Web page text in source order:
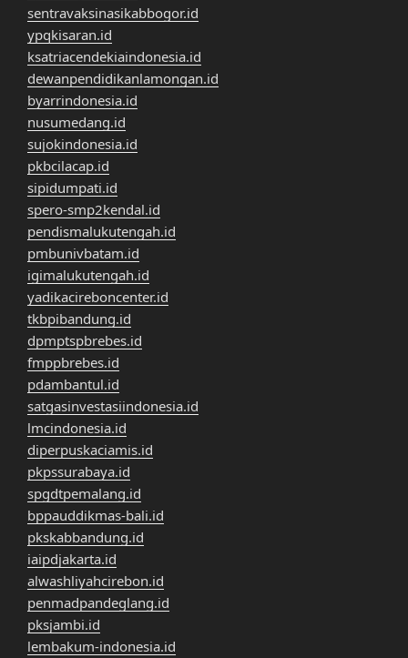
sentravaksinasikabbogor.id
ypqkisaran.id
ksatriacendekiaindonesia.id
dewanpendidikanlamongan.id
byarrindonesia.id
nusumedang.id
sujokindonesia.id
pkbcilacap.id
sipidumpati.id
spero-smp2kendal.id
pendismalukutengah.id
pmbunivbatam.id
igimalukutengah.id
yadikacireboncenter.id
tkbpibandung.id
dpmptspbrebes.id
fmppbrebes.id
pdambantul.id
satgasinvestasiindonesia.id
lmcindonesia.id
diperpuskaciamis.id
pkpssurabaya.id
spgdtpemalang.id
bppauddikmas-bali.id
pkskabbandung.id
iaipdjakarta.id
alwashliyahcirebon.id
penmadpandeglang.id
pksjambi.id
lembakum-indonesia.id